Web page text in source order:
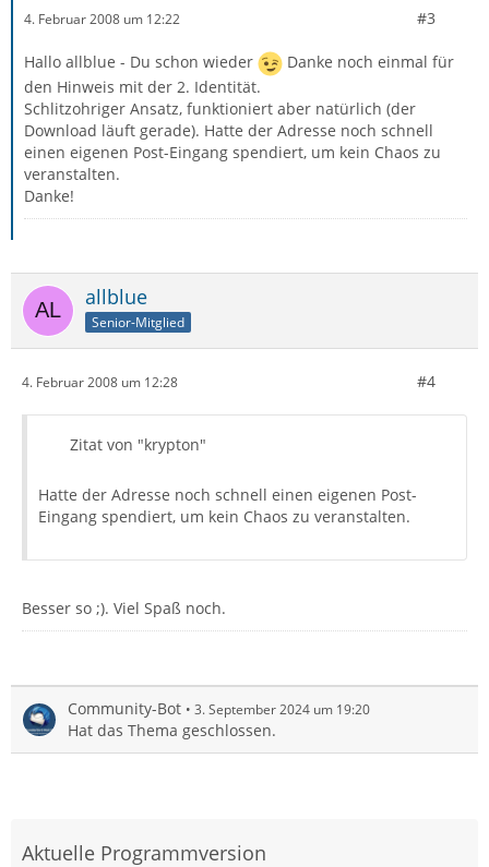
4. Februar 2008 um 12:22 #3
Hallo allblue - Du schon wieder
Danke noch einmal für
den Hinweis mit der 2. Identität.
Schlitzohriger Ansatz, funktioniert aber natürlich (der
Download läuft gerade). Hatte der Adresse noch schnell
einen eigenen Post-Eingang spendiert, um kein Chaos zu
veranstalten.
Danke!
allblue
Senior-Mitglied
4. Februar 2008 um 12:28 #4
Zitat von "krypton"
Hatte der Adresse noch schnell einen eigenen Post-
Eingang spendiert, um kein Chaos zu veranstalten.
Besser so ;). Viel Spaß noch.
Community-Bot 3. September 2024 um 19:20
Hat das Thema geschlossen.
Aktuelle Programmversion